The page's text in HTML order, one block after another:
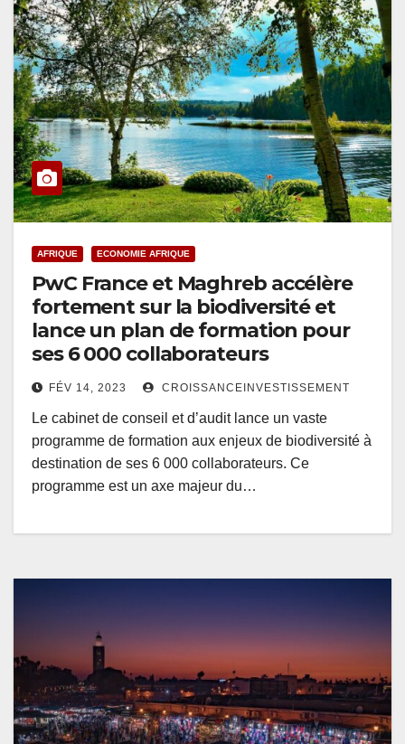
AFRIQUE ECONOMIE AFRIQUE
PwC France et Maghreb accélère
fortement sur la biodiversité et
lance un plan de formation pour
ses 6 000 collaborateurs
FÉV 14, 2023 CROISSANCEINVESTISSEMENT
Le cabinet de conseil et d’audit lance un vaste
programme de formation aux enjeux de biodiversité à
destination de ses 6 000 collaborateurs. Ce
programme est un axe majeur du…